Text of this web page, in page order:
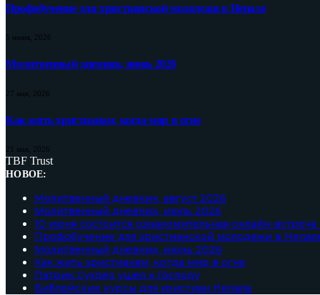
Профобучение для христианской молодежи в Непале
5 июня, 2026
Молитвенный дневник, июнь 2026
27 мая, 2026
Как жить христианам, когда мир в огне
21 мая, 2026
TBF Trust
НОВОЕ:
Молитвенный дневник, август 2026
Молитвенный дневник, июль 2026
10 июня состоится ознакомительная онлайн-
Профобучение для христианской молодежи в
Молитвенный дневник, июнь 2026
Как жить христианам, когда мир в огне
Патрик Сухдео ушел к Господу
Библейские курсы для христиан Непала